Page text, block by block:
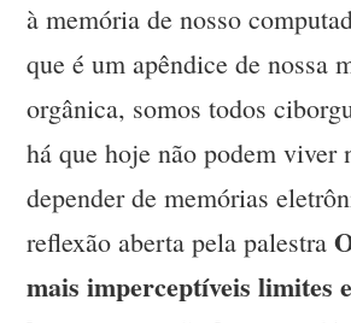
à memória de nosso
que é um apêndice de nossa
orgânica, somos todos
há que hoje não podem viver
depender de memórias
reflexão aberta pela palestra
mais imperceptíveis limites